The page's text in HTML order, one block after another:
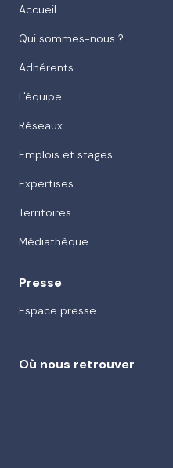
Accueil
Qui sommes-nous ?
Adhérents
L'équipe
Réseaux
Emplois et stages
Expertises
Territoires
Médiathèque
Presse
Espace presse
Où nous retrouver